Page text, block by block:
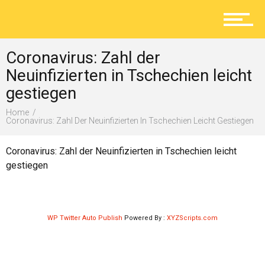
Lokal
Ratgeber
Service
Coronavirus: Zahl der
Neuinfizierten in Tschechien leicht
gestiegen
Home
Coronavirus: Zahl Der Neuinfizierten In Tschechien Leicht Gestiegen
Coronavirus: Zahl der Neuinfizierten in Tschechien leicht
gestiegen
WP Twitter Auto Publish Powered By : XYZScripts.com